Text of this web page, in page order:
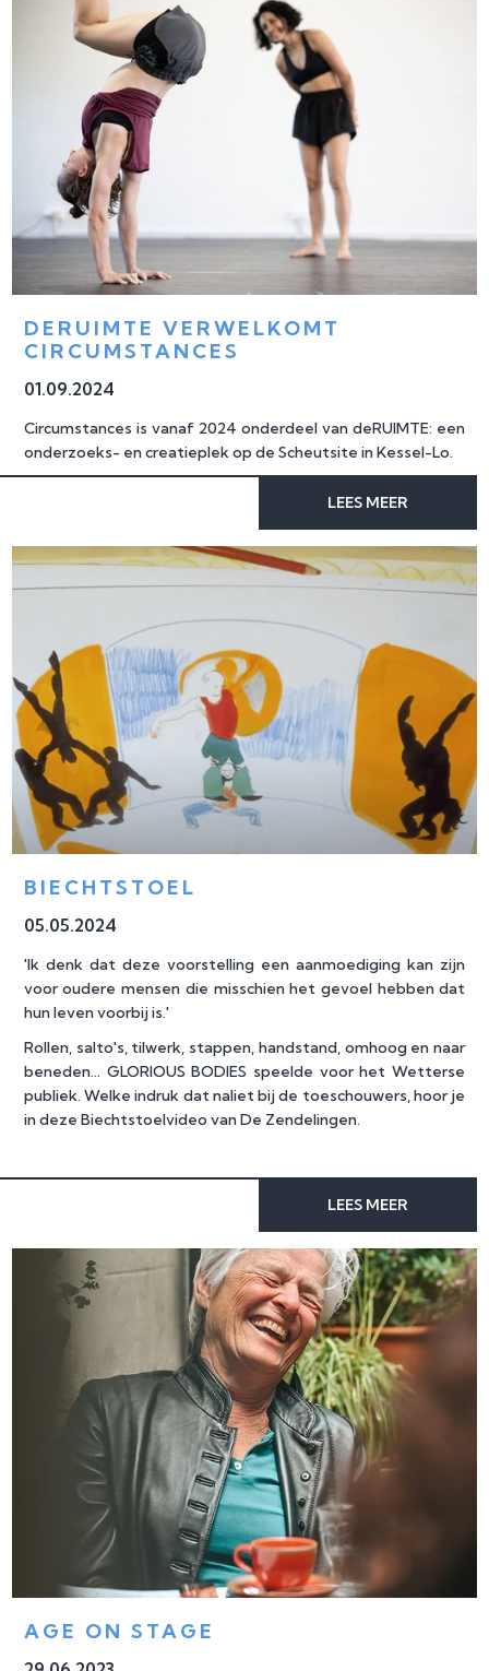
DERUIMTE VERWELKOMT
CIRCUMSTANCES
01.09.2024
Circumstances is vanaf 2024 onderdeel van deRUIMTE: een
onderzoeks- en creatieplek op de Scheutsite in Kessel-Lo.
LEES MEER
BIECHTSTOEL
05.05.2024
'Ik denk dat deze voorstelling een aanmoediging kan zijn
voor oudere mensen die misschien het gevoel hebben dat
hun leven voorbij is.'
Rollen, salto's, tilwerk, stappen, handstand, omhoog en naar
beneden... GLORIOUS BODIES speelde voor het Wetterse
publiek. Welke indruk dat naliet bij de toeschouwers, hoor je
in deze Biechtstoelvideo van De Zendelingen.
LEES MEER
AGE ON STAGE